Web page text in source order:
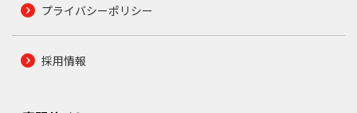
プライバシーポリシー
採用情報